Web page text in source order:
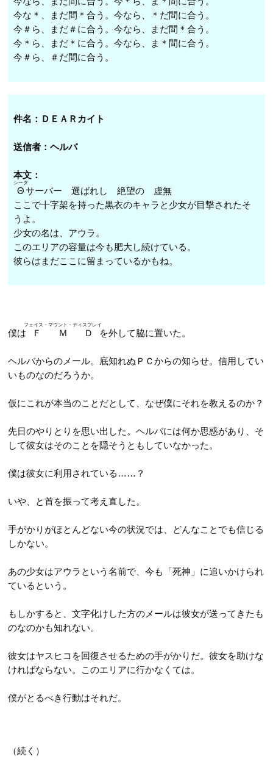
今な＊、まだ間＊合う。今なら、＊だ間に合う。
今＃ら、まだ＃に合う。今なら、まだ間＊合う。
今＊ら、まだ＊に合う。今なら、ま＊間に合う。
今＃ら、＃だ間に合う。
件名：ＤＥＡＲカイト
送信者：ヘルバ
本文：
Θ
シータ
サーバー 選ばれし 絶望の 虚無
ここで十字架を持った黒衣のキャラと少女が目撃されたそ
うよ。
少女の名は、アウラ。
このエリアの容量は今も肥大し続けている。
彼らはまだここに留まっているかもね。
僕は ＦＭＤ
フェイス・マウント・ディスプレイ
を外して脇に置いた。
ヘルバからのメール。底知れぬＰＣからの知らせ。信用してい
いものなのだろうか。
仮にこれが本当のことだとして、なぜ僕にそれを教えるのか？
先日のやりとりを思い出した。ヘルバには何か思惑があり、そ
して彼女はそのことを隠そうともしていなかった。
僕は彼女に利用されている……？
いや、と首を振って考え直した。
手がかりがほとんどない今の状況では、どんなことでも信じる
しかない。
あの少女はアウラという名前で、今も「死神」に追いかけられ
ているという。
もしかすると、文字化けした方のメールは彼女が送ってきたも
のなのかも知れない。
彼女はヤスヒコを回復させるための手がかりだ。彼女を助けな
ければならない。このエリアに行かなくては。
僕がとるべき行動はそれだ。
（続く）